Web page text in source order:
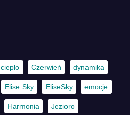
ciepło Czerwień dynamika
Elise Sky EliseSky emocje
Harmonia Jezioro